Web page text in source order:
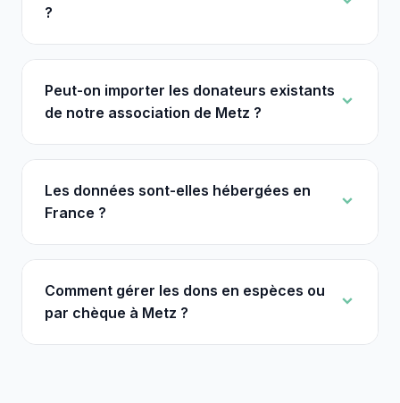
?
Peut-on importer les donateurs existants
de notre association de Metz ?
Les données sont-elles hébergées en
France ?
Comment gérer les dons en espèces ou
par chèque à Metz ?